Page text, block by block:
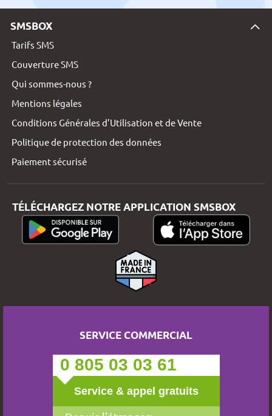
SMSBOX
Tarifs SMS
Couverture SMS
Qui sommes-nous ?
Mentions légales
Conditions Générales d’Utilisation et de Vente
Politique de protection des données
Paiement sécurisé
TÉLÉCHARGEZ NOTRE APPLICATION SMSBOX
SERVICE COMMERCIAL
0 805 03 03 61
Service & appel gratuits